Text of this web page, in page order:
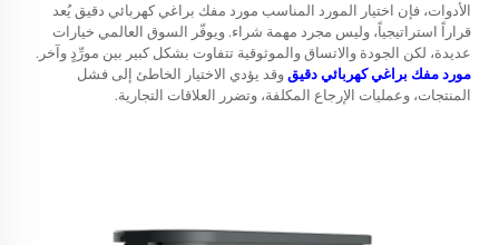
الأدوات، فإن اختيار المورد المناسب مورد مفك براغي كهربائي دقيق يُعد
قراراً استراتيجياً، وليس مجرد مهمة شراء. ويوفّر السوق العالمي خيارات
عديدة، لكن الجودة والاتساق والموثوقية تتفاوت بشكل كبير بين مورِّدٍ وآخر.
مورد مفك براغي كهربائي دقيق وقد يؤدي الاختيار الخاطئ إلى فشل
المنتجات، وعمليات الإرجاع المكلفة، وتضرر العلاقات التجارية.